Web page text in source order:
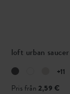
loft urban
+11
Pris från 2,59 €